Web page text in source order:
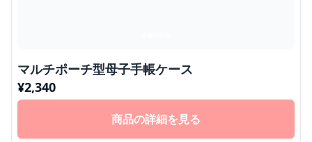
マルチポーチ型母子手帳ケース
¥2,340
商品の詳細を見る